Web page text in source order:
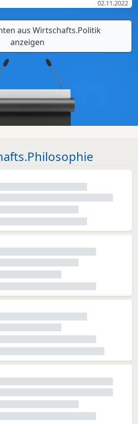
02.11.2022
aus Wirtschafts.Politik
anzeigen